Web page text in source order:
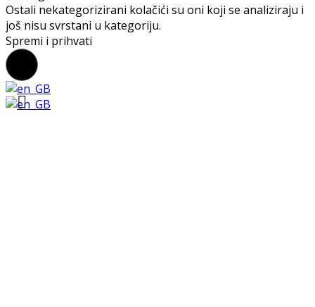
Ostali nekategorizirani kolačići su oni koji se analiziraju i
još nisu svrstani u kategoriju.
Spremi i prihvati